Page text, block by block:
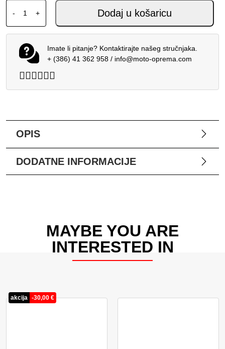
-
AIROH MX KACIGA WRAAAP VISION NARANČASTA
+ Dodaj u košaricu
Imate li pitanje? Kontaktirajte našeg stručnjaka.
+ (386) 41 362 958/ info@moto-oprema.com
OPIS
DODATNE INFORMACIJE
MAYBE YOU ARE
INTERESTED IN
akcija -30,00 €